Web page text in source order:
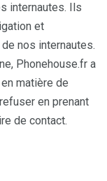
internautes. Ils
et
nos internautes.
Phonehouse.fr a
matière de
en prenant
de contact.